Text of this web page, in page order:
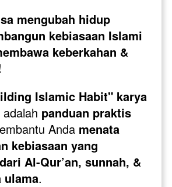
mengubah hidup
kebiasaan Islami
keberkahan &
Islamic Habit" karya
adalah panduan praktis
Anda menata
kebiasaan yang
Al-Qur’an, sunnah, &
ulama.